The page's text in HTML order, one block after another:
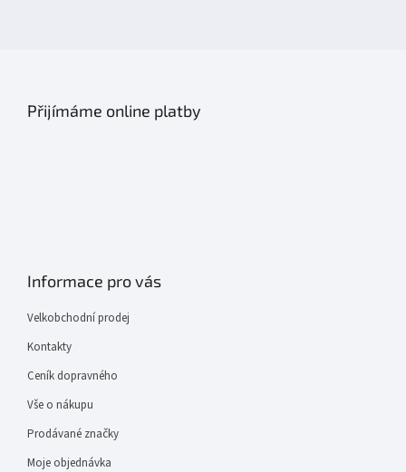
Přijímáme online platby
Informace pro vás
Velkobchodní prodej
Kontakty
Ceník dopravného
Vše o nákupu
Prodávané značky
Moje objednávka